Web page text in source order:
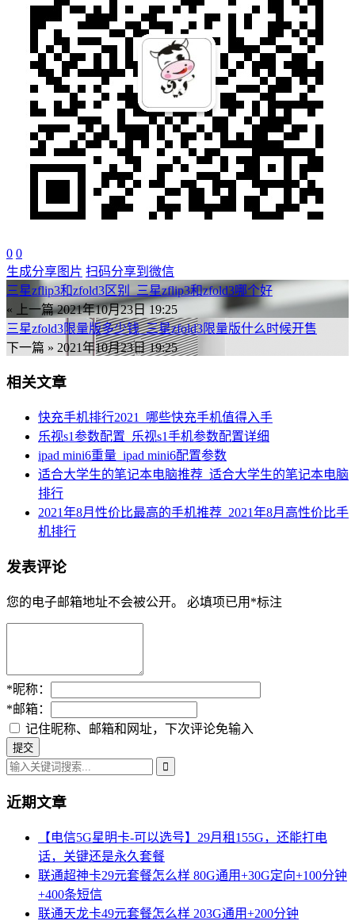
0 0
生成分享图片 扫码分享到微信
三星zflip3和zfold3区别_三星zflip3和zfold3哪个好
« 上一篇 2021年10月23日 19:25
三星zfold3限量版多少钱_三星zfold3限量版什么时候开售
下一篇 » 2021年10月23日 19:25
相关文章
快充手机排行2021_哪些快充手机值得入手
乐视s1参数配置_乐视s1手机参数配置详细
ipad mini6重量_ipad mini6配置参数
适合大学生的笔记本电脑推荐_适合大学生的笔记本电脑
排行
2021年8月性价比最高的手机推荐_2021年8月高性价比手
机排行
发表评论
您的电子邮箱地址不会被公开。 必填项已用 *标注
*昵称：
*邮箱：
记住昵称、邮箱和网址，下次评论免输入
近期文章
【电信5G星明卡-可以选号】29月租155G，还能打电
话，关键还是永久套餐
联通超神卡29元套餐怎么样 80G通用+30G定向+100分钟
+400条短信
联通天龙卡49元套餐怎么样 203G通用+200分钟